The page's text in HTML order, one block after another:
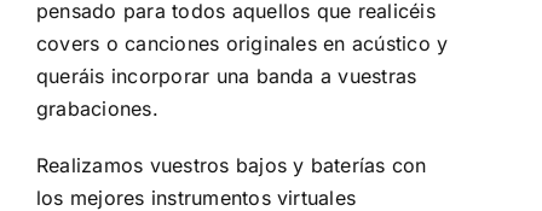
pensado para todos aquellos que realicéis
covers o canciones originales en acústico y
queráis incorporar una banda a vuestras
grabaciones.
Realizamos vuestros bajos y baterías con
los mejores instrumentos virtuales